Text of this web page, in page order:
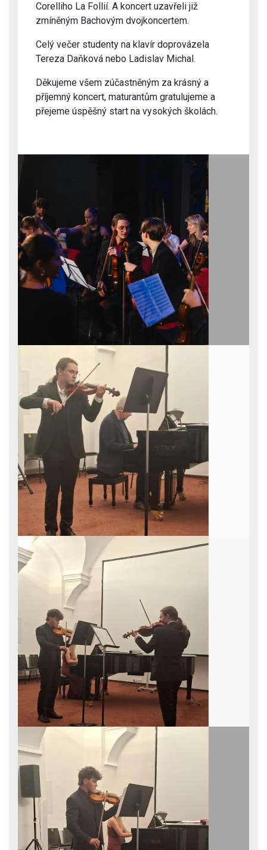
Corelliho La Follií. A koncert uzavřeli již
zmíněným Bachovým dvojkoncertem.
Celý večer studenty na klavír doprovázela
Tereza Daňková nebo Ladislav Michal.
Děkujeme všem zúčastněným za krásný a
příjemný koncert, maturantům gratulujeme a
přejeme úspěšný start na vysokých školách.